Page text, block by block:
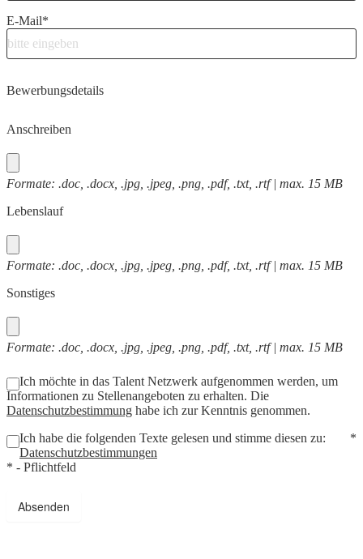
E-Mail*
Bewerbungsdetails
Anschreiben
Formate: .doc, .docx, .jpg, .jpeg, .png, .pdf, .txt, .rtf | max. 15 MB
Lebenslauf
Formate: .doc, .docx, .jpg, .jpeg, .png, .pdf, .txt, .rtf | max. 15 MB
Sonstiges
Formate: .doc, .docx, .jpg, .jpeg, .png, .pdf, .txt, .rtf | max. 15 MB
Ich möchte in das Talent Netzwerk aufgenommen werden, um
Informationen zu Stellenangeboten zu erhalten. Die
Datenschutzbestimmung habe ich zur Kenntnis genommen.
*
Ich habe die folgenden Texte gelesen und stimme diesen zu:
Datenschutzbestimmungen
* - Pflichtfeld
Absenden